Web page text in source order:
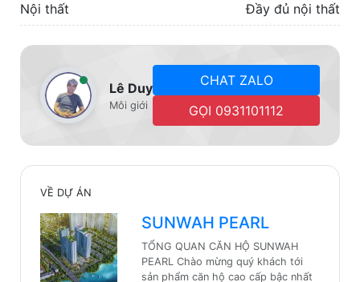
Nội thất
Đầy đủ nội thất
Lê Duy
Môi giới
CHAT ZALO
GỌI 0931101112
VỀ DỰ ÁN
SUNWAH PEARL
TỔNG QUAN CĂN HỘ SUNWAH
PEARL ​Chào mừng quý khách tới
sản phẩm căn hộ cao cấp bậc nhất